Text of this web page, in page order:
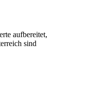
aufbereitet,
sind